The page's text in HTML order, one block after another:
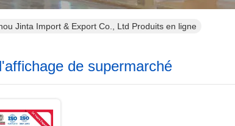
Jinta Import & Export Co., Ltd Produits en ligne
de supermarché